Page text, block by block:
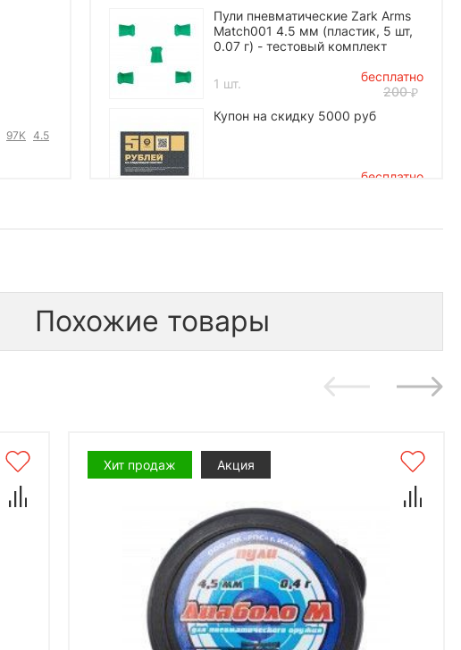
97K 4.5
Пули пневматические Zark Arms
Match001 4.5 мм (пластик, 5 шт,
0.07 г) - тестовый комплект
1 шт.
бесплатно
200
Купон на скидку 5000 руб
бесплатно
Похожие товары
Хит продаж Акция